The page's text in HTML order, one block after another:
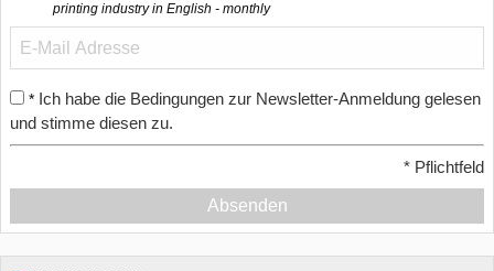
printing industry in English - monthly
* Ich habe die Bedingungen zur Newsletter-Anmeldung gelesen
und stimme diesen zu.
* Pflichtfeld
Absenden